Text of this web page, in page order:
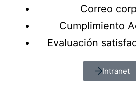
Correo
Cumplimiento
Evaluación
Intranet